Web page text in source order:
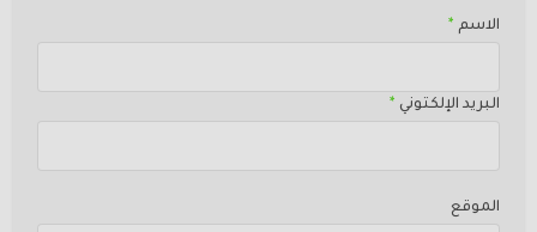
الاسم *
البريد الإلكتوني *
الموقع